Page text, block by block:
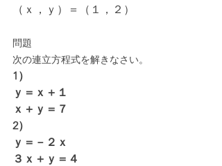
（ｘ，ｙ）＝（１，２）
問題
次の連立方程式を解きなさい。
1）
ｙ＝ｘ＋１
ｘ＋ｙ＝７
2）
ｙ＝－２ｘ
３ｘ＋ｙ＝４